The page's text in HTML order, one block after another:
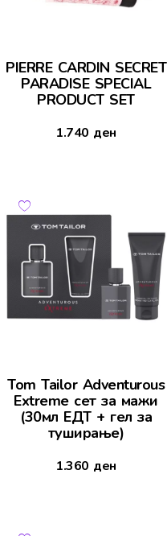
PIERRE CARDIN SECRET
PARADISE SPECIAL
PRODUCT SET
1.740 ден
Tom Tailor Adventurous
Extreme сет за мажи
(30мл ЕДТ + гел за
туширање)
1.360 ден